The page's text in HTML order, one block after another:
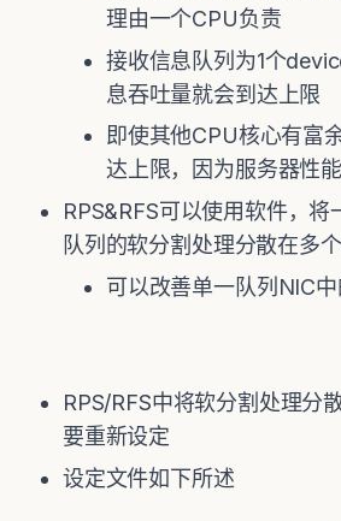
理由一个CPU负责
接收信息队列为1个
息吞吐量就会到达上限
即使其他CPU核心有富
达上限，因为服务器性
RPS&RFS可以使用软件，将
队列的软分割处理分散在多
可以改善单一队列NIC
RPS/RFS中将软分割处理分
要重新设定
设定文件如下所述